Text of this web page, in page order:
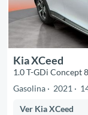
Kia XCeed
1.0 T-GDi Concept
Gasolina
2021
Ver Kia XCeed